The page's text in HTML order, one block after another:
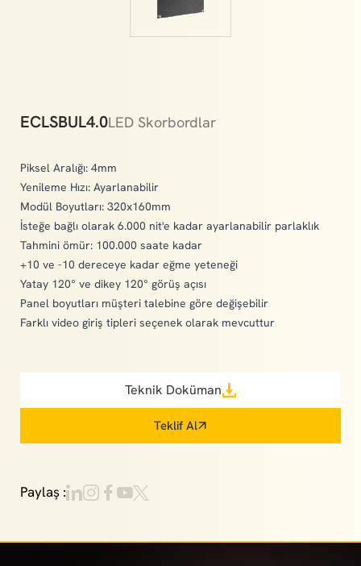
ECLSBUL4.0LED Skorbordlar
Piksel Aralığı: 4mm
Yenileme Hızı: Ayarlanabilir
Modül Boyutları: 320x160mm
İsteğe bağlı olarak 6.000 nit'e kadar ayarlanabilir parlaklık
Tahmini ömür: 100.000 saate kadar
+10 ve -10 dereceye kadar eğme yeteneği
Yatay 120° ve dikey 120° görüş açısı
Panel boyutları müşteri talebine göre değişebilir
Farklı video giriş tipleri seçenek olarak mevcuttur
Teknik Doküman
Teklif Al
Paylaş :